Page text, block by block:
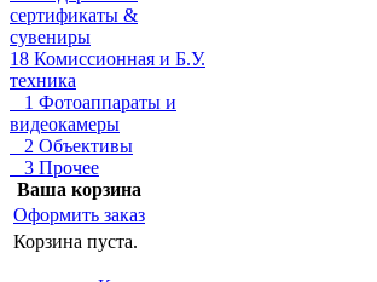
сертификаты &
сувениры
18 Комиссионная и Б.У.
техника
1 Фотоаппараты и
видеокамеры
2 Объективы
3 Прочее
Ваша корзина
Оформить заказ
Корзина пуста.